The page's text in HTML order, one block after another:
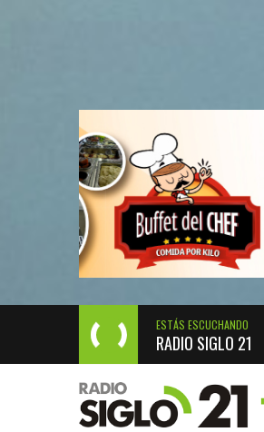
ESTÁS ESCUCHANDO
RADIO SIGLO 21